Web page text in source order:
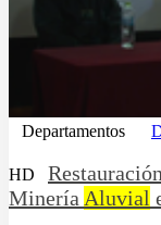
Departamentos
HD
Minería Aluvial